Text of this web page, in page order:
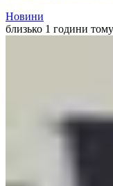
Новини
близько 1 години тому